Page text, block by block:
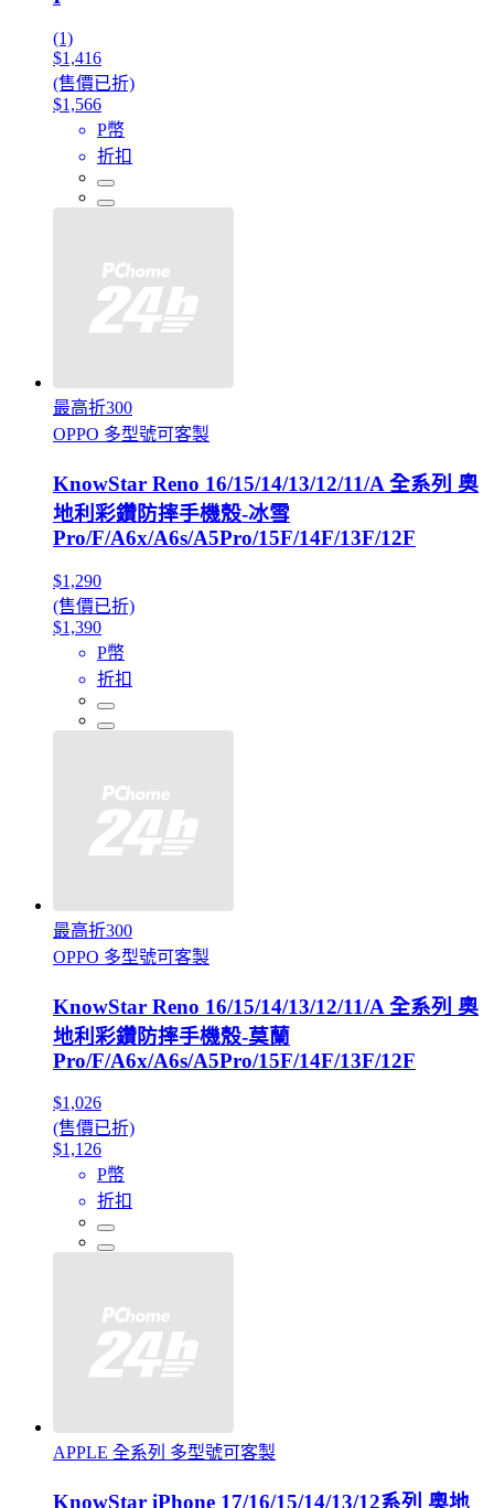
(1)
$1,416
(售價已折)
$1,566
P幣
折扣
最高折300
OPPO 多型號可客製
KnowStar Reno 16/15/14/13/12/11/A 全系列 奧
地利彩鑽防摔手機殼-冰雪
Pro/F/A6x/A6s/A5Pro/15F/14F/13F/12F
$1,290
(售價已折)
$1,390
P幣
折扣
最高折300
OPPO 多型號可客製
KnowStar Reno 16/15/14/13/12/11/A 全系列 奧
地利彩鑽防摔手機殼-莫蘭
Pro/F/A6x/A6s/A5Pro/15F/14F/13F/12F
$1,026
(售價已折)
$1,126
P幣
折扣
APPLE 全系列 多型號可客製
KnowStar iPhone 17/16/15/14/13/12系列 奧地